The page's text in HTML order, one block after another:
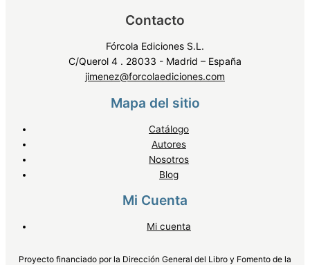
Contacto
Fórcola Ediciones S.L.
C/Querol 4 . 28033 - Madrid – España
jimenez@forcolaediciones.com
Mapa del sitio
Catálogo
Autores
Nosotros
Blog
Mi Cuenta
Mi cuenta
Proyecto financiado por la Dirección General del Libro y Fomento de la